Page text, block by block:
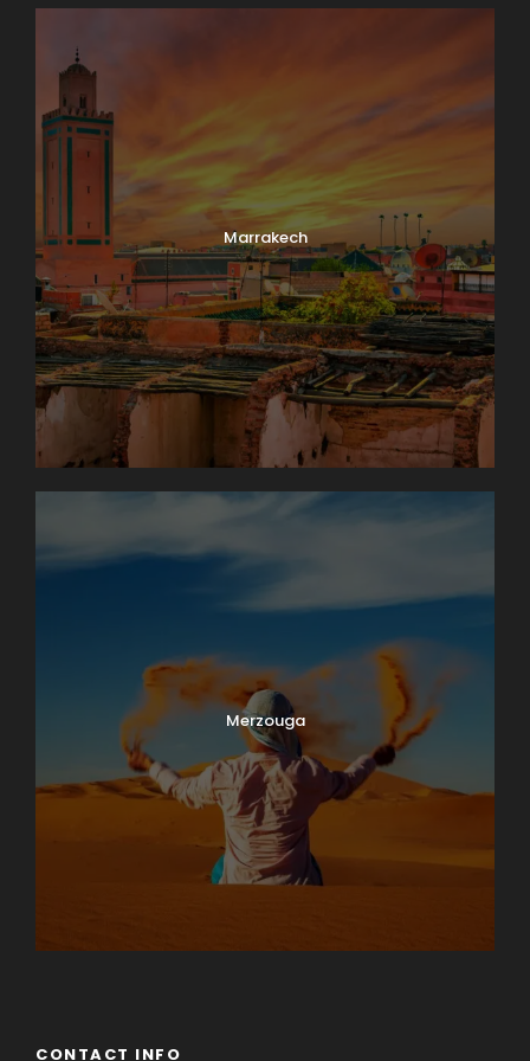
Marrakech
Merzouga
CONTACT INFO